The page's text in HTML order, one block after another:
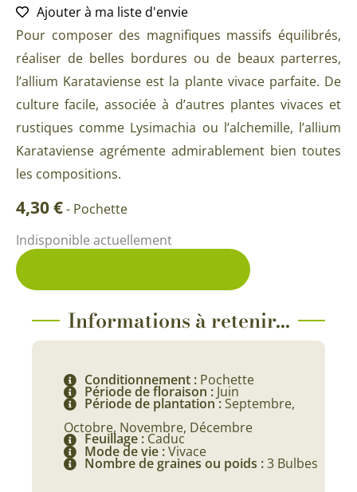
Ajouter à ma liste d'envie
Pour composer des magnifiques massifs équilibrés,
réaliser de belles bordures ou de beaux parterres,
l’allium Karataviense est la plante vivace parfaite. De
culture facile, associée à d’autres plantes vivaces et
rustiques comme Lysimachia ou l’alchemille, l’allium
Karataviense agrémente admirablement bien toutes
les compositions.
4,30€- Pochette
Indisponible actuellement
Informations à retenir...
Conditionnement : Pochette
Période de floraison : Juin
Période de plantation :Septembre,
Octobre, Novembre, Décembre
Feuillage : Caduc
Mode de vie :Vivace
Nombre de graines ou poids :3 Bulbes